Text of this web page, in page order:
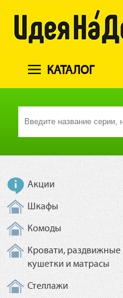
КАТАЛОГ
Акции
Шкафы
Комоды
Кровати, раздвижные
кушетки и матрасы
Стеллажи